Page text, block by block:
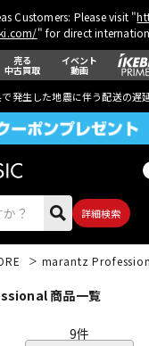
Customers: Please visit "
" for direct
売る
中古買取
イベント
動画
で発生した地震に伴う配送の遅
詳細検索
marantz
商品一覧
9件